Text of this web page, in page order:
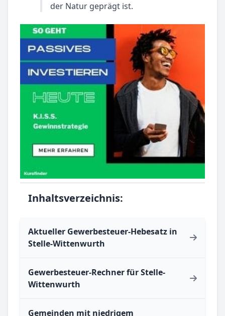
der Natur geprägt ist.
Inhaltsverzeichnis:
Aktueller Gewerbesteuer-Hebesatz in
Stelle-Wittenwurth
Gewerbesteuer-Rechner für Stelle-
Wittenwurth
Gemeinden mit niedrigem